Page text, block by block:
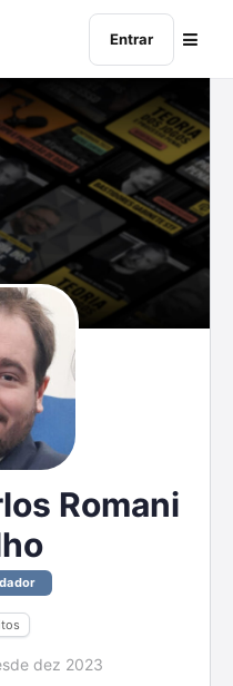
Entrar
Romani
dez 2023